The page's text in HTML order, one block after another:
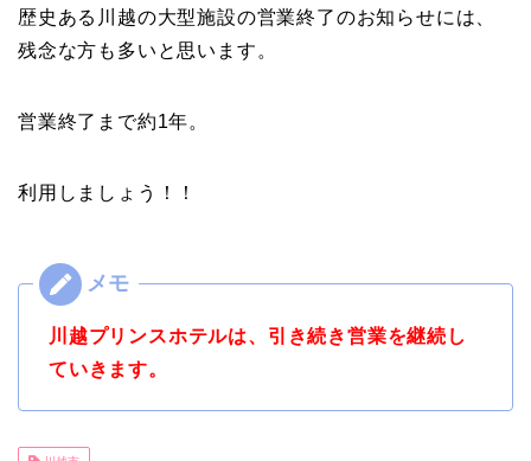
歴史ある川越の大型施設の営業終了のお知らせには、
残念な方も多いと思います。
営業終了まで約1年。
利用しましょう！！
川越プリンスホテルは、引き続き営業を継続し
ていきます。